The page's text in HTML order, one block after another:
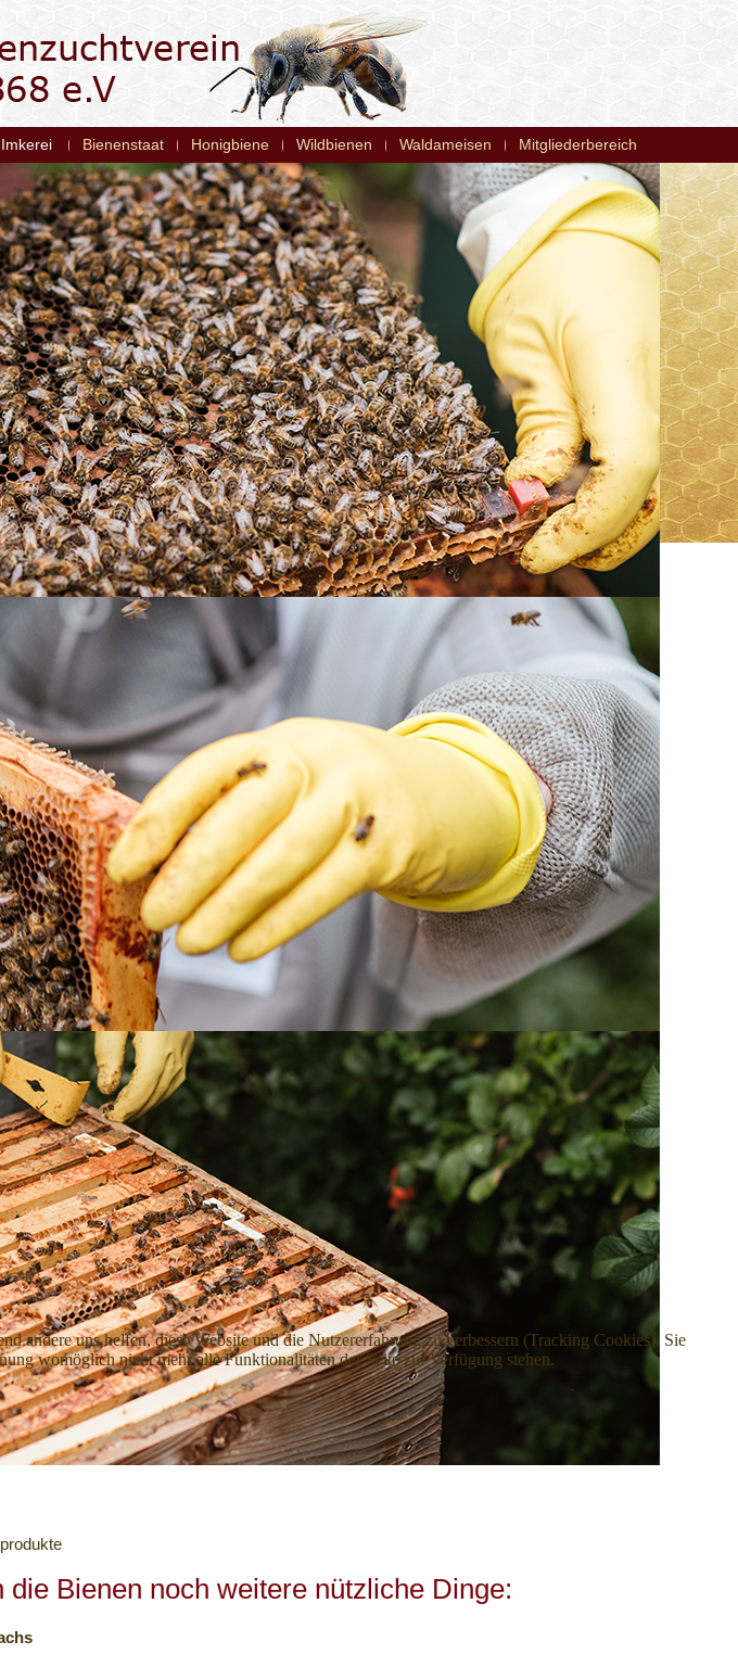
Imkerei Bienenstaat Honigbiene Wildbienen Waldameisen Mitgliederbereich
Bienen noch weitere nützliche Dinge:
andere uns helfen, diese Website und die Nutzererfahrung zu verbessern (Tracking Cookies). Sie
womöglich nicht mehr alle Funktionalitäten der Seite zur Verfügung stehen.